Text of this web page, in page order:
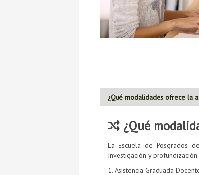
¿Qué modalidades ofrece la
¿Qué
La Escuela de Posgrados
Investigación y
1. Asistencia Graduada